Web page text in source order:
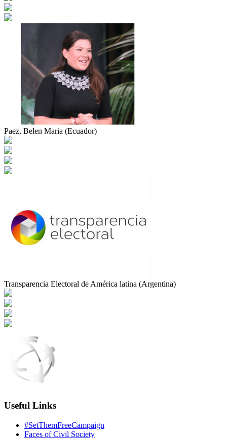
Paez, Belen Maria (Ecuador)
Transparencia Electoral de América latina (Argentina)
Useful Links
#SetThemFreeCampaign
Faces of Civil Society